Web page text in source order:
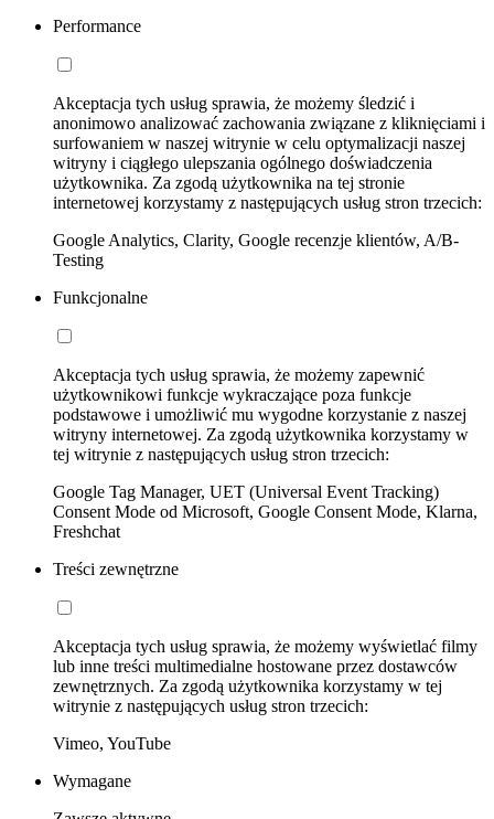
Performance
Akceptacja tych usług sprawia, że możemy śledzić i
anonimowo analizować zachowania związane z kliknięciami i
surfowaniem w naszej witrynie w celu optymalizacji naszej
witryny i ciągłego ulepszania ogólnego doświadczenia
użytkownika. Za zgodą użytkownika na tej stronie
internetowej korzystamy z następujących usług stron trzecich:
Google Analytics, Clarity, Google recenzje klientów, A/B-
Testing
Funkcjonalne
Akceptacja tych usług sprawia, że możemy zapewnić
użytkownikowi funkcje wykraczające poza funkcje
podstawowe i umożliwić mu wygodne korzystanie z naszej
witryny internetowej. Za zgodą użytkownika korzystamy w
tej witrynie z następujących usług stron trzecich:
Google Tag Manager, UET (Universal Event Tracking)
Consent Mode od Microsoft, Google Consent Mode, Klarna,
Freshchat
Treści zewnętrzne
Akceptacja tych usług sprawia, że możemy wyświetlać filmy
lub inne treści multimedialne hostowane przez dostawców
zewnętrznych. Za zgodą użytkownika korzystamy w tej
witrynie z następujących usług stron trzecich:
Vimeo, YouTube
Wymagane